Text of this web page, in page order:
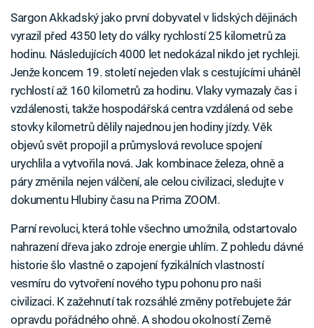
Sargon Akkadský jako první dobyvatel v lidských dějinách
vyrazil před 4350 lety do války rychlostí 25 kilometrů za
hodinu. Následujících 4000 let nedokázal nikdo jet rychleji.
Jenže koncem 19. století nejeden vlak s cestujícími uháněl
rychlostí až 160 kilometrů za hodinu. Vlaky vymazaly čas i
vzdálenosti, takže hospodářská centra vzdálená od sebe
stovky kilometrů dělily najednou jen hodiny jízdy. Věk
objevů svět propojil a průmyslová revoluce spojení
urychlila a vytvořila nová. Jak kombinace železa, ohně a
páry změnila nejen válčení, ale celou civilizaci, sledujte v
dokumentu Hlubiny času na Prima ZOOM.
Parní revoluci, která tohle všechno umožnila, odstartovalo
nahrazení dřeva jako zdroje energie uhlím. Z pohledu dávné
historie šlo vlastně o zapojení fyzikálních vlastností
vesmíru do vytvoření nového typu pohonu pro naši
civilizaci. K zažehnutí tak rozsáhlé změny potřebujete žár
opravdu pořádného ohně. A shodou okolností Země